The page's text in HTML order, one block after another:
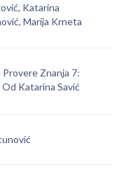
Katarina
Marija Krneta
Znanja 7:
Od Katarina Savić